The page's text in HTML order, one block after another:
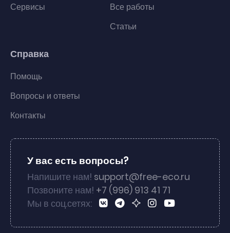
Сервисы
Все работы
Статьи
Справка
Помощь
Вопросы и ответы
Контакты
У вас есть вопросы?
Напишите нам! support@free-eco.ru
Позвоните нам! +7 (996) 913 41 71
Мы в соц.сетях: